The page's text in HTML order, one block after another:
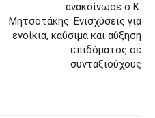
ανακοίνωσε ο Κ.
Μητσοτάκης: Ενισχύσεις για
ενοίκια, καύσιμα και αύξηση
επιδόματος σε
συνταξιούχους